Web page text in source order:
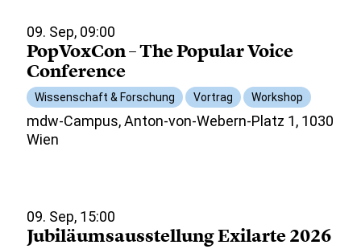
09. Sep, 09:00
PopVoxCon – The Popular Voice
Conference
Wissenschaft & Forschung Vortrag Workshop
mdw-Campus, Anton-von-Webern-Platz 1, 1030
Wien
09. Sep, 15:00
Jubiläumsausstellung Exilarte 2026